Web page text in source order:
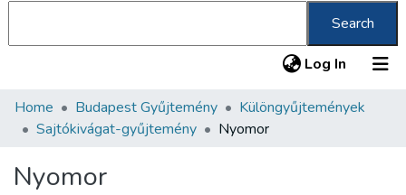
Search
Log In (current)
Communities & Collections
Statistics
Home Budapest Gyűjtemény
Különgyűjtemények
Sajtókivágat-gyűjtemény
Nyomor
Nyomor